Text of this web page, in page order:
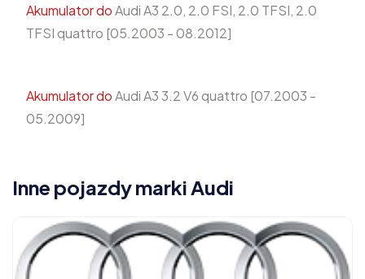
Akumulator doAudi A3 2.0, 2.0 FSI, 2.0 TFSI, 2.0
TFSI quattro [05.2003 - 08.2012]
Akumulator doAudi A3 3.2 V6 quattro [07.2003 -
05.2009]
Inne pojazdy marki Audi